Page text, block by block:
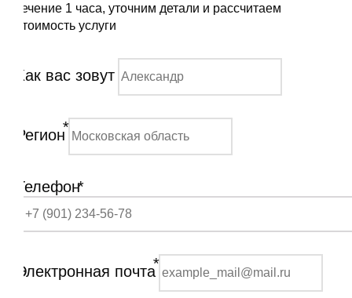
течение 1 часа, уточним детали и рассчитаем
стоимость услуги
Как вас зовут
Регион*
Телефон*
Электронная почта*